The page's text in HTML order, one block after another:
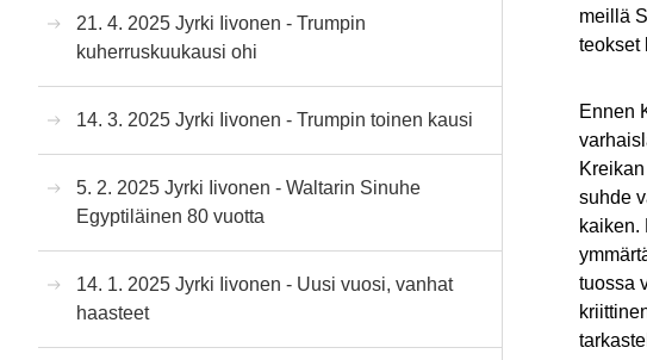
meillä
teokset
Ennen
suhde
kaiken.
tuossa
21. 4. 2025 Jyrki Iivonen - Trumpin
kuherruskuukausi ohi
14. 3. 2025 Jyrki Iivonen - Trumpin toinen kausi
5. 2. 2025 Jyrki Iivonen - Waltarin Sinuhe
Egyptiläinen 80 vuotta
14. 1. 2025 Jyrki Iivonen - Uusi vuosi, vanhat
haasteet